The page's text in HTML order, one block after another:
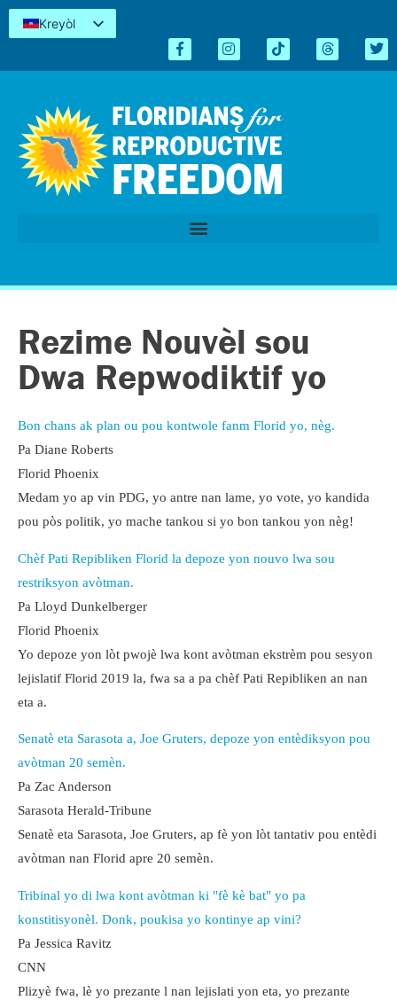
Kreyòl
Español
Tiếng Việt
العربية
اردو
Rezime Nouvèl sou
Dwa Repwodiktif yo
Bon chans ak plan ou pou kontwole fanm Florid yo, nèg.
Pa Diane Roberts
Florid Phoenix
Medam yo ap vin PDG, yo antre nan lame, yo vote, yo kandida
pou pòs politik, yo mache tankou si yo bon tankou yon nèg!
Chèf Pati Repibliken Florid la depoze yon nouvo lwa sou
restriksyon avòtman.
Pa Lloyd Dunkelberger
Florid Phoenix
Yo depoze yon lòt pwojè lwa kont avòtman ekstrèm pou sesyon
lejislatif Florid 2019 la, fwa sa a pa chèf Pati Repibliken an nan
eta a.
Senatè eta Sarasota a, Joe Gruters, depoze yon entèdiksyon pou
avòtman 20 semèn.
Pa Zac Anderson
Sarasota Herald-Tribune
Senatè eta Sarasota, Joe Gruters, ap fè yon lòt tantativ pou entèdi
avòtman nan Florid apre 20 semèn.
Tribinal yo di lwa kont avòtman ki "fè kè bat" yo pa
konstitisyonèl. Donk, poukisa yo kontinye ap vini?
Pa Jessica Ravitz
CNN
Plizyè fwa, lè yo prezante l nan lejislati yon eta, yo prezante